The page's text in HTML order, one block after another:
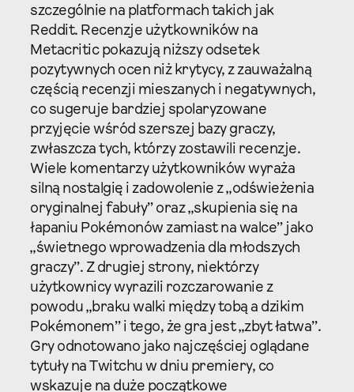
szczególnie na platformach takich jak
Reddit. Recenzje użytkowników na
Metacritic pokazują niższy odsetek
pozytywnych ocen niż krytycy, z zauważalną
częścią recenzji mieszanych i negatywnych,
co sugeruje bardziej spolaryzowane
przyjęcie wśród szerszej bazy graczy,
zwłaszcza tych, którzy zostawili recenzje.
Wiele komentarzy użytkowników wyraża
silną nostalgię i zadowolenie z „odświeżenia
oryginalnej fabuły” oraz „skupienia się na
łapaniu Pokémonów zamiast na walce” jako
„świetnego wprowadzenia dla młodszych
graczy”. Z drugiej strony, niektórzy
użytkownicy wyrazili rozczarowanie z
powodu „braku walki między tobą a dzikim
Pokémonem” i tego, że gra jest „zbyt łatwa”.
Gry odnotowano jako najczęściej oglądane
tytuły na Twitchu w dniu premiery, co
wskazuje na duże początkowe